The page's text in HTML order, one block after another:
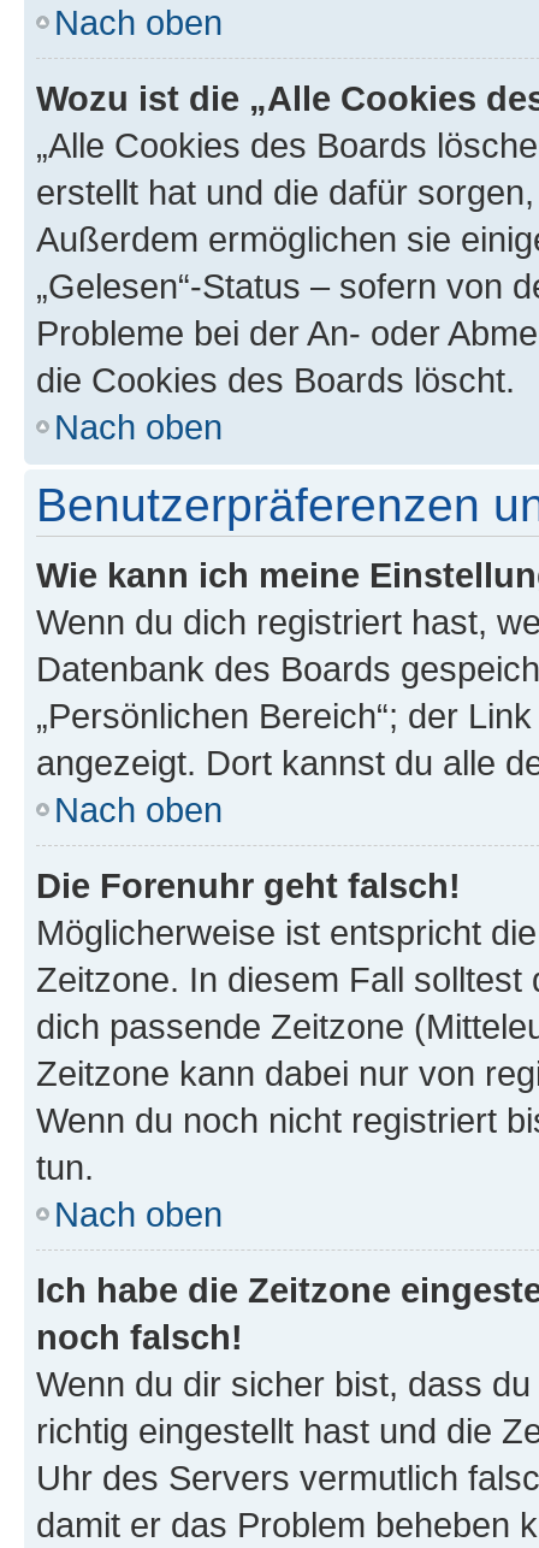
Nach oben
Wozu ist die „Alle Cookies
„Alle Cookies des Boards
erstellt hat und die dafür
Außerdem ermöglichen sie
„Gelesen“-Status – sofern von
Probleme bei der An- oder
die Cookies des Boards löscht.
Nach oben
Benutzerpräferenzen
Wie kann ich meine
Wenn du dich registriert hast,
Datenbank des Boards
„Persönlichen Bereich“; der
angezeigt. Dort kannst du alle
Nach oben
Die Forenuhr geht falsch!
Möglicherweise ist entspricht
Zeitzone. In diesem Fall solltest
dich passende Zeitzone
Zeitzone kann dabei nur von
Wenn du noch nicht registriert
tun.
Nach oben
Ich habe die Zeitzone
noch falsch!
Wenn du dir sicher bist, dass
richtig eingestellt hast und die
Uhr des Servers vermutlich
damit er das Problem beheben